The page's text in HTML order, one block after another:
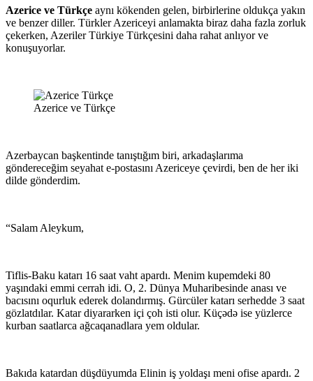
Azerice ve Türkçe aynı kökenden gelen, birbirlerine oldukça yakın
ve benzer diller. Türkler Azericeyi anlamakta biraz daha fazla zorluk
çekerken, Azeriler Türkiye Türkçesini daha rahat anlıyor ve
konuşuyorlar.
Azerice ve Türkçe
Azerbaycan başkentinde tanıştığım biri, arkadaşlarıma
göndereceğim seyahat e-postasını Azericeye çevirdi, ben de her iki
dilde gönderdim.
“Salam Aleykum,
Tiflis-Baku katarı 16 saat vaht apardı. Menim kupemdeki 80
yaşındaki emmi cerrah idi. O, 2. Dünya Muharibesinde anası ve
bacısını oqurluk ederek dolandırmış. Gürcüler katarı serhedde 3 saat
gözlatdılar. Katar diyararken içi çoh isti olur. Küçədə ise yüzlerce
kurban saatlarca ağcaqanadlara yem oldular.
Bakıda katardan düşdüyumda Elinin iş yoldaşı meni ofise apardı. 2